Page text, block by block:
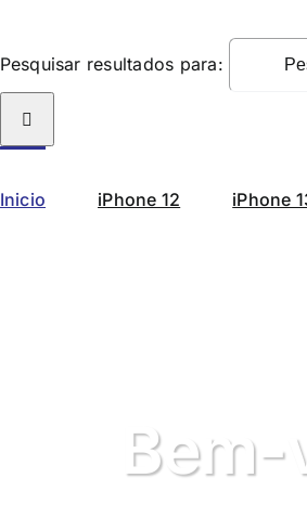
Pesquisar resultados para:
Inicio iPhone 12 iPhone